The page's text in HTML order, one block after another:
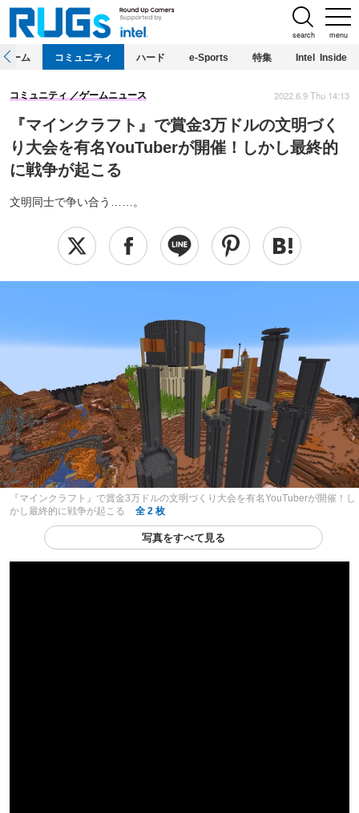
menu
search
ホーム コミュニティ ハード e-Sports 特集 Intel Inside
『マインクラフト』で賞金3万ドルの文明づく
り大会を有名YouTuberが開催！しかし最終的
に戦争が起こる
文明同士で争い合う……。
コミュニティ ゲームニュース 2022.6.9 Thu 14:13
『マインクラフト』で賞金3万ドルの文明づくり大会を有名YouTuberが開催！し
かし最終的に戦争が起こる
全 2 枚
写真をすべて見る